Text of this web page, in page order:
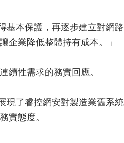
基本保護，再逐步建立對網路
企業降低整體持有成本。」
續性需求的務實回應。
現了睿控網安對製造業舊系統
實態度。